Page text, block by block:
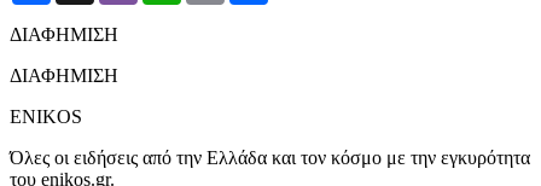
ΔΙΑΦΗΜΙΣΗ
ΔΙΑΦΗΜΙΣΗ
ENIKOS
Όλες οι ειδήσεις από την Ελλάδα και τον κόσμο με την εγκυρότητα
του enikos.gr.